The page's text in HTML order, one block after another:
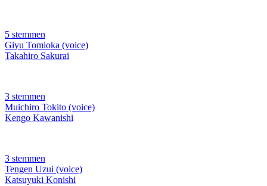
5 stemmen
Giyu Tomioka (voice)
Takahiro Sakurai
3 stemmen
Muichiro Tokito (voice)
Kengo Kawanishi
3 stemmen
Tengen Uzui (voice)
Katsuyuki Konishi